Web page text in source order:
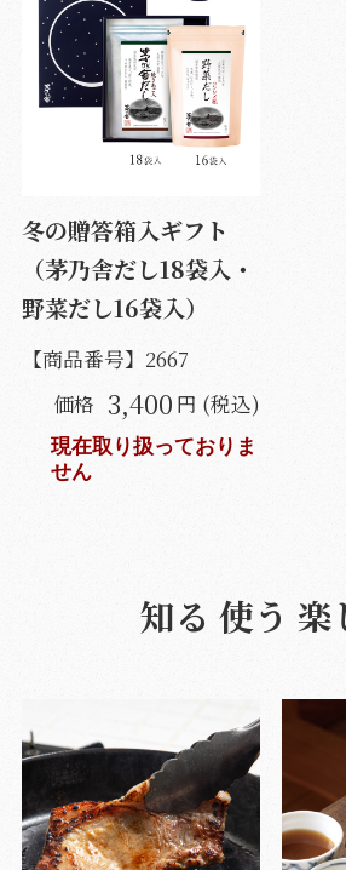
冬の贈答箱入ギフト
（茅乃舎だし18袋入・
野菜だし16袋入）
【商品番号】 2667
価格 3,400 円 (税込)
現在取り扱っておりま
せん
知る 使う 楽